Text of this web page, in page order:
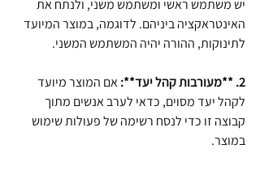
יש משתמש ראשי ומשתמש משני, ולנתח את
האינטראקציה ביניהם. לדוגמה, במוצר המיועד
לתינוקות, ההורה יהיה המשתמש המשני.
2. **מעורבות קהל יעד**:
אם המוצר מיועד
לקהל יעד מסוים, כדאי לערב אנשים מתוך
קבוצה זו כדי לנסח רשימה של פעולות שימוש
במוצר.